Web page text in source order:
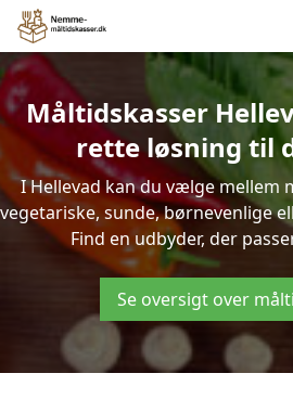
Måltidskasser
rette løsning til
I Hellevad kan du vælge mellem
vegetariske, sunde, børnevenlige
Find en udbyder, der
Se oversigt over